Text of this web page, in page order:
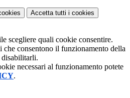
Accetta tutti i cookies
scegliere quali cookie consentire.
che consentono il funzionamento della
disabilitarli.
necessari al funzionamento potete
.